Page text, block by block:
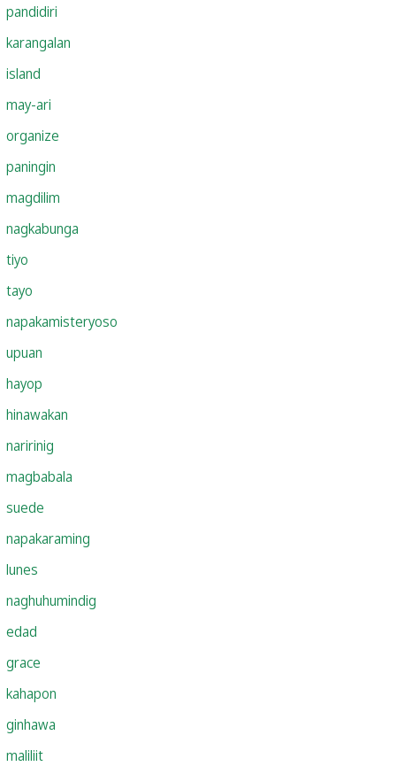
pandidiri
karangalan
island
may-ari
organize
paningin
magdilim
nagkabunga
tiyo
tayo
napakamisteryoso
upuan
hayop
hinawakan
naririnig
magbabala
suede
napakaraming
lunes
naghuhumindig
edad
grace
kahapon
ginhawa
maliliit